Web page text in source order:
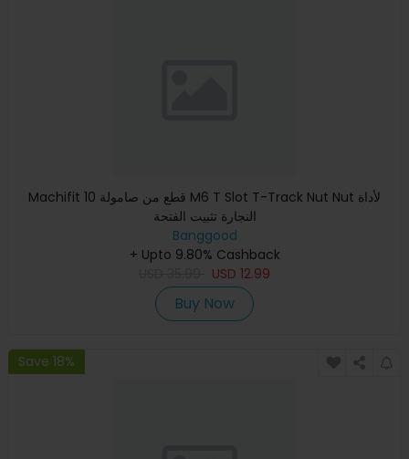
Machifit 10 قطع من صامولة M6 T Slot T-Track Nut Nut لأداة
النجارة تثبيت الفتحة
Banggood
+ Upto 9.80% Cashback
USD 12.99
Buy Now
Save 18%